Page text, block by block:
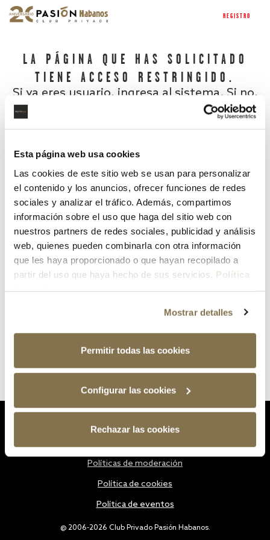
Esta página web usa cookies
Las cookies de este sitio web se usan para personalizar
el contenido y los anuncios, ofrecer funciones de redes
sociales y analizar el tráfico. Además, compartimos
información sobre el uso que haga del sitio web con
nuestros partners de redes sociales, publicidad y análisis
web, quienes pueden combinarla con otra información
que les haya proporcionado o que hayan recopilado a
partir del uso que haya hecho de sus servicios. Política
Mostrar detalles
Permitir todas las cookies
Configurar las cookies
Rechazar las cookies
REGISTRO
LA PÁGINA QUE HAS SOLICITADO
TIENE ACCESO RESTRINGIDO.
Si ya eres usuario, ingresa al sistema. Si no,
¿Has olvidado tu contraseña?
@ 2006-2026 Club Privado Pasión Habanos.
Políticas de moderación
Política de cookies
Política de eventos